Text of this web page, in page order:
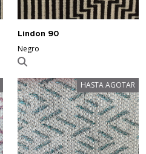
Lindon 90
Negro
HASTA AGOTAR